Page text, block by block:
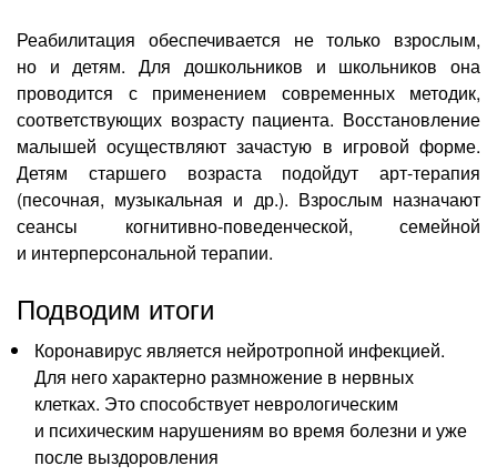
Реабилитация обеспечивается не только взрослым,
но и детям. Для дошкольников и школьников она
проводится с применением современных методик,
соответствующих возрасту пациента. Восстановление
малышей осуществляют зачастую в игровой форме.
Детям старшего возраста подойдут арт-терапия
(песочная, музыкальная и др.). Взрослым назначают
сеансы когнитивно-поведенческой, семейной
и интерперсональной терапии.
Подводим итоги
Коронавирус является нейротропной инфекцией.
Для него характерно размножение в нервных
клетках. Это способствует неврологическим
и психическим нарушениям во время болезни и уже
после выздоровления